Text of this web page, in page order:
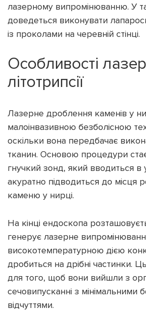
лазерному випромінюванню. У
доведеться виконувати
із проколами на черевній стінці.
Особливості
літотрипсії
Лазерне дроблення каменів у
малоінвазивною безболісною
оскільки вона передбачає
тканин. Основою процедури
гнучкий зонд, який вводиться в
акуратно підводиться до місця
каменю у нирці.
На кінці ендоскопа
генерує лазерне
високотемпературною дією
дробиться на дрібні частинки.
для того, щоб вони вийшли з
сечовипусканні з мінімальними
відчуттями.